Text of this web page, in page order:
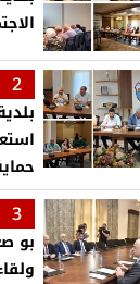
2
3
بو